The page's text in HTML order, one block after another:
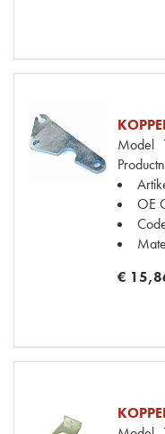
Model
OE
€